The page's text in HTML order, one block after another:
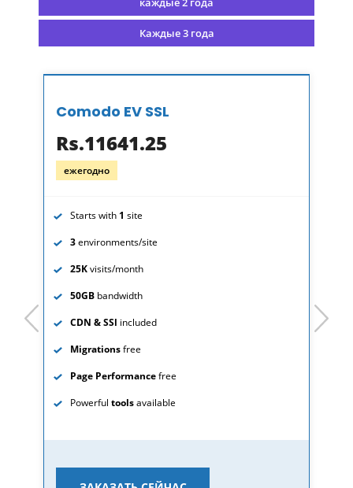
Каждые 3 года
Comodo EV SSL
Rs.11641.25
ежегодно
Starts with 1 site
3environments/site
25Kvisits/month
50GB bandwidth
CDN & SSl included
Migrationsfree
Page Performancefree
Powerful toolsavailable
prev next